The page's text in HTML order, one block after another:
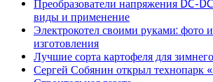
Преобразователи напряжения DC-
виды и применение
Электрокотел своими руками: фото
изготовления
Лучшие сорта картофеля для
Сергей Собянин открыл